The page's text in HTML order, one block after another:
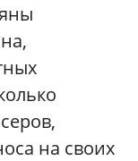
на своих